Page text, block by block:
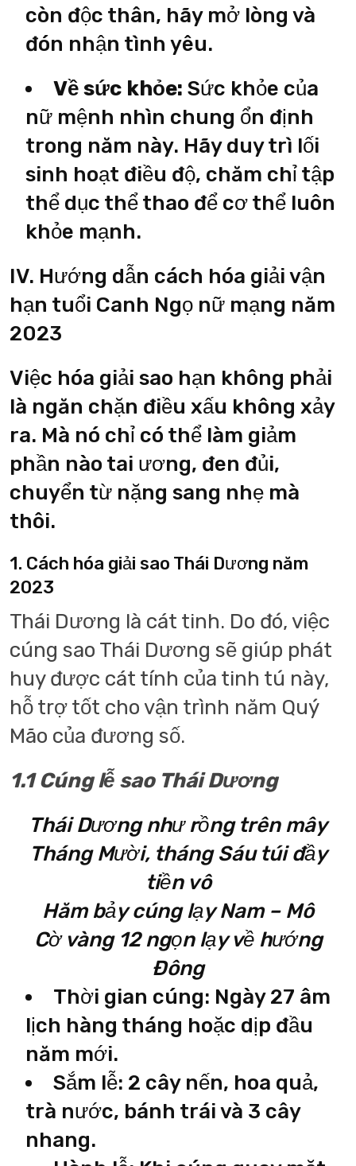
còn độc thân, hãy mở lòng và
đón nhận tình yêu.
Về sức khỏe: Sức khỏe của
nữ mệnh nhìn chung ổn định
trong năm này. Hãy duy trì lối
sinh hoạt điều độ, chăm chỉ tập
thể dục thể thao để cơ thể luôn
khỏe mạnh.
IV. Hướng dẫn cách hóa giải vận
hạn tuổi Canh Ngọ nữ mạng năm
2023
Việc hóa giải sao hạn không phải
là ngăn chặn điều xấu không xảy
ra. Mà nó chỉ có thể làm giảm
phần nào tai ương, đen đủi,
chuyển từ nặng sang nhẹ mà
thôi.
1. Cách hóa giải sao Thái Dương năm
2023
Thái Dương là cát tinh. Do đó, việc
cúng sao Thái Dương sẽ giúp phát
huy được cát tính của tinh tú này,
hỗ trợ tốt cho vận trình năm Quý
Mão của đương số.
1.1 Cúng lễ sao Thái Dương
Thái Dương như rồng trên mây
Tháng Mười, tháng Sáu túi đầy
tiền vô
Hăm bảy cúng lạy Nam – Mô
Cờ vàng 12 ngọn lạy về hướng
Đông
Thời gian cúng: Ngày 27 âm
lịch hàng tháng hoặc dịp đầu
năm mới.
Sắm lễ: 2 cây nến, hoa quả,
trà nước, bánh trái và 3 cây
nhang.